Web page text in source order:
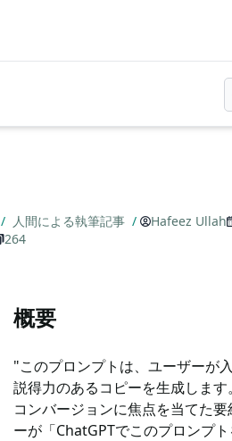
/ 人間による執筆記事 / Hafeez Ullah
264
概要
"このプロンプトは、ユーザーが
説得力のあるコピーを生成します
コンバージョンに焦点を当てた
ーが「ChatGPTでこのプロンプ